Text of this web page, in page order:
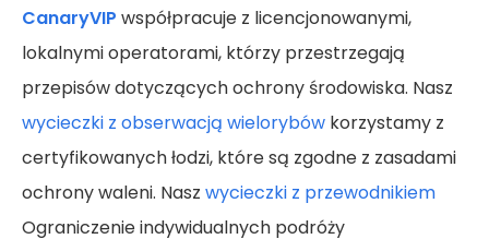
CanaryVIP współpracuje z licencjonowanymi,
lokalnymi operatorami, którzy przestrzegają
przepisów dotyczących ochrony środowiska. Nasz
wycieczki z obserwacją wielorybów korzystamy z
certyfikowanych łodzi, które są zgodne z zasadami
ochrony waleni. Nasz wycieczki z przewodnikiem
Ograniczenie indywidualnych podróży